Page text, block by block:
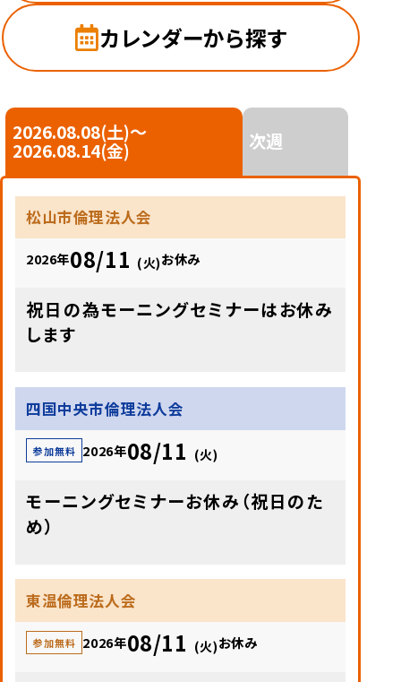
カレンダーから探す
2026.08.08(土)〜
2026.08.14(金) 次週
松山市倫理法人会
2026年08/11 (火)お休み
祝日の為モーニングセミナーはお休み
します
四国中央市倫理法人会
参加無料 2026年08/11 (火)
モーニングセミナーお休み（祝日のた
め）
東温倫理法人会
参加無料 2026年08/11 (火)お休み